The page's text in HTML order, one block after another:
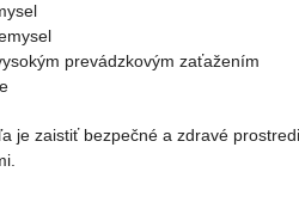
prevádzkovým zaťažením
je zaistiť bezpečné a zdravé